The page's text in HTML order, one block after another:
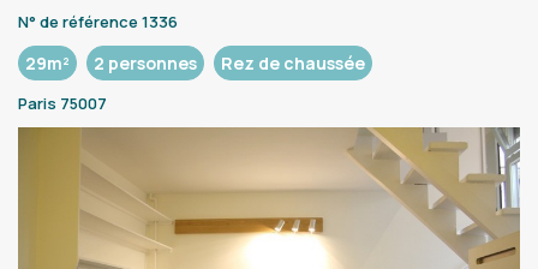
N° de référence 1336
29m² 2 personnes Rez de chaussée
Paris 75007